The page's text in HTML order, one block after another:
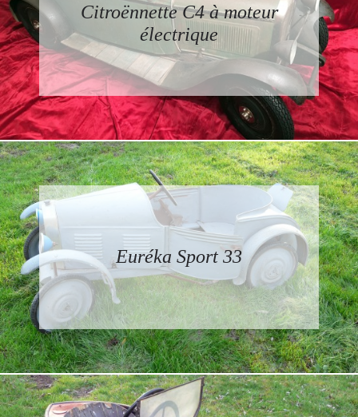
Citroënnette C4 à moteur
électrique
Euréka Sport 33